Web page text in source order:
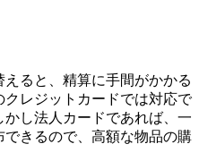
ると、精算に手間がかかる
レジットカードでは対応で
し法人カードであれば、一
きるので、高額な物品の購